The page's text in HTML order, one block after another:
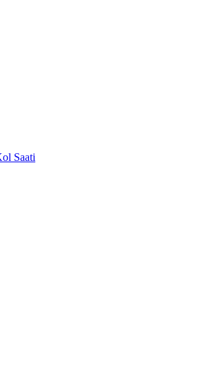
Saati